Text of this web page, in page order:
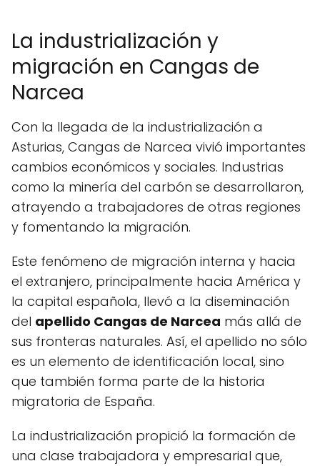
La industrialización y
migración en Cangas de
Narcea
Con la llegada de la industrialización a
Asturias, Cangas de Narcea vivió importantes
cambios económicos y sociales. Industrias
como la minería del carbón se desarrollaron,
atrayendo a trabajadores de otras regiones
y fomentando la migración.
Este fenómeno de migración interna y hacia
el extranjero, principalmente hacia América y
la capital española, llevó a la diseminación
del apellido Cangas de Narcea más allá de
sus fronteras naturales. Así, el apellido no sólo
es un elemento de identificación local, sino
que también forma parte de la historia
migratoria de España.
La industrialización propició la formación de
una clase trabajadora y empresarial que,